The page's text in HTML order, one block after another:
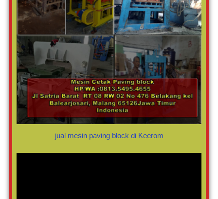
jual mesin paving block di Keerom